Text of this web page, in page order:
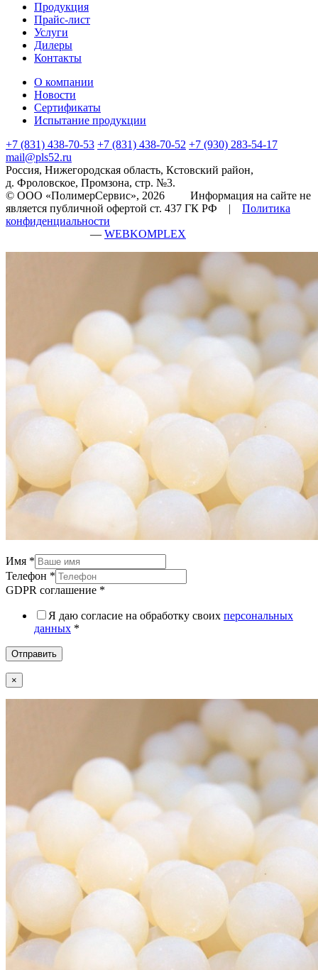
Продукция
Прайс-лист
Услуги
Дилеры
Контакты
О компании
Новости
Сертификаты
Испытание продукции
+7 (831) 438-70-53 +7 (831) 438-70-52 +7 (930) 283-54-17
mail@pls52.ru
Россия, Нижегородская область, Кстовский район,
д. Фроловское, Промзона, стр. №3.
© ООО «ПолимерСервис», 2026 Информация на сайте не
является публичной офертой ст. 437 ГК РФ | Политика
конфиденциальности
— WEBKOMPLEX
Имя *
Телефон *
GDPR соглашение *
Я даю согласие на обработку своих персональных
данных *
Отправить
×